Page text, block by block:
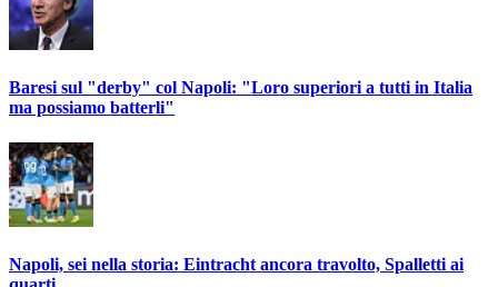
Baresi sul "derby" col Napoli: "Loro superiori a tutti in Italia
ma possiamo batterli"
Napoli, sei nella storia: Eintracht ancora travolto, Spalletti ai